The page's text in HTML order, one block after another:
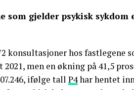
gjelder psykisk sykdom
konsultasjoner hos
men en økning på 41,5
ifølge tall P4har hentet